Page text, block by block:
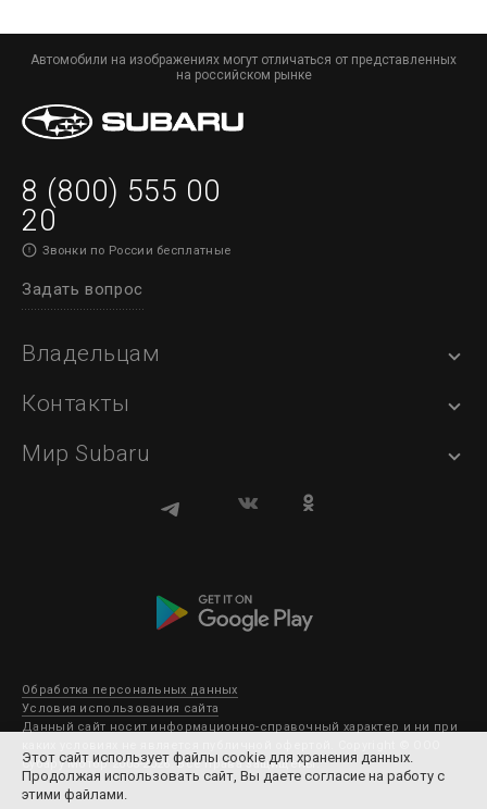
Автомобили на изображениях могут отличаться от представленных
на российском рынке
8 (800) 555 00
20
Звонки по России бесплатные
Задать вопрос
Владельцам
Контакты
Мир Subaru
Обработка персональных данных
Условия использования сайта
Данный сайт носит информационно-справочный характер и ни при
Субару Мотор 2003-2026. Все права защищены.
Этот сайт использует файлы cookie для хранения данных.
Продолжая использовать сайт, Вы даете согласие на работу с
этими файлами.